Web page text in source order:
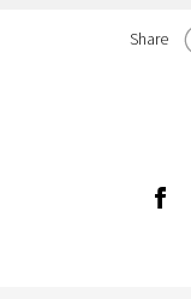
Share